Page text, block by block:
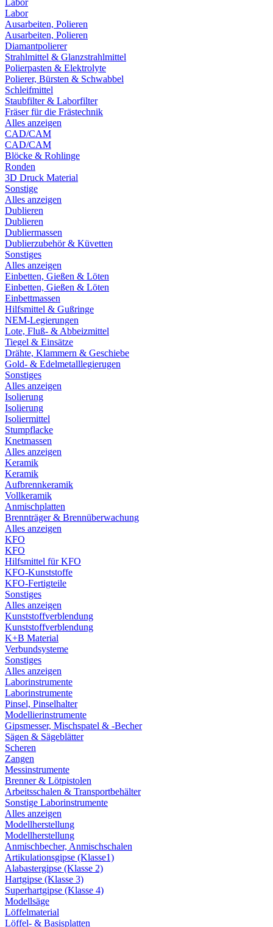
Labor
Labor
Ausarbeiten, Polieren
Ausarbeiten, Polieren
Diamantpolierer
Strahlmittel & Glanzstrahlmittel
Polierpasten & Elektrolyte
Polierer, Bürsten & Schwabbel
Schleifmittel
Staubfilter & Laborfilter
Fräser für die Frästechnik
Alles anzeigen
CAD/CAM
CAD/CAM
Blöcke & Rohlinge
Ronden
3D Druck Material
Sonstige
Alles anzeigen
Dublieren
Dublieren
Dubliermassen
Dublierzubehör & Küvetten
Sonstiges
Alles anzeigen
Einbetten, Gießen & Löten
Einbetten, Gießen & Löten
Einbettmassen
Hilfsmittel & Gußringe
NEM-Legierungen
Lote, Fluß- & Abbeizmittel
Tiegel & Einsätze
Drähte, Klammern & Geschiebe
Gold- & Edelmetalllegierugen
Sonstiges
Alles anzeigen
Isolierung
Isolierung
Isoliermittel
Stumpflacke
Knetmassen
Alles anzeigen
Keramik
Keramik
Aufbrennkeramik
Vollkeramik
Anmischplatten
Brennträger & Brennüberwachung
Alles anzeigen
KFO
KFO
Hilfsmittel für KFO
KFO-Kunststoffe
KFO-Fertigteile
Sonstiges
Alles anzeigen
Kunststoffverblendung
Kunststoffverblendung
K+B Material
Verbundsysteme
Sonstiges
Alles anzeigen
Laborinstrumente
Laborinstrumente
Pinsel, Pinselhalter
Modellierinstrumente
Gipsmesser, Mischspatel & -Becher
Sägen & Sägeblätter
Scheren
Zangen
Messinstrumente
Brenner & Lötpistolen
Arbeitsschalen & Transportbehälter
Sonstige Laborinstrumente
Alles anzeigen
Modellherstellung
Modellherstellung
Anmischbecher, Anmischschalen
Artikulationsgipse (Klasse1)
Alabastergipse (Klasse 2)
Hartgipse (Klasse 3)
Superhartgipse (Klasse 4)
Modellsäge
Löffelmaterial
Löffel- & Basisplatten